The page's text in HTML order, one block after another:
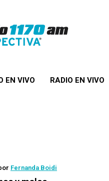
EN VIVO RADIO EN VIVO
Fernanda Boidi